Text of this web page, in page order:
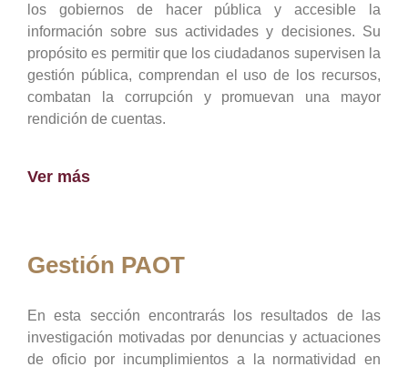
los gobiernos de hacer pública y accesible la
información sobre sus actividades y decisiones. Su
propósito es permitir que los ciudadanos supervisen la
gestión pública, comprendan el uso de los recursos,
combatan la corrupción y promuevan una mayor
rendición de cuentas.
Ver más
Gestión PAOT
En esta sección encontrarás los resultados de las
investigación motivadas por denuncias y actuaciones
de oficio por incumplimientos a la normatividad en